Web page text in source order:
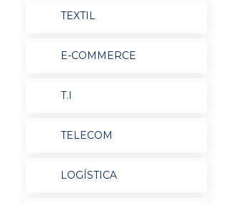
TEXTIL
E-COMMERCE
T.I
TELECOM
LOGÍSTICA